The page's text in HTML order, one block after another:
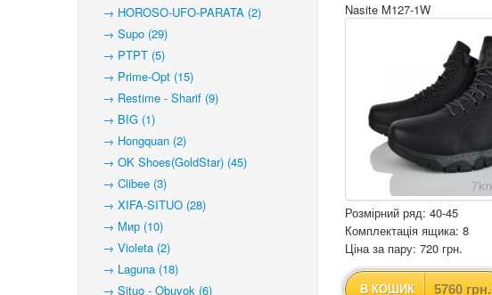
→ HOROSO-UFO-PARATA (2)
→ Supo (29)
→ PTPT (5)
→ Prime-Opt (15)
→ Restime - Sharif (9)
→ BIG (1)
→ Hongquan (2)
→ OK Shoes(GoldStar) (45)
→ Clibee (3)
→ XIFA-SITUO (28)
→ Мир (10)
→ Violeta (2)
→ Laguna (18)
→ Situo - Obuvok (6)
Nasite M127-1W
Розмірний ряд: 40-45
Комплектація ящика: 8
Ціна за пару: 720 грн.
В КОШИК 5760 грн.